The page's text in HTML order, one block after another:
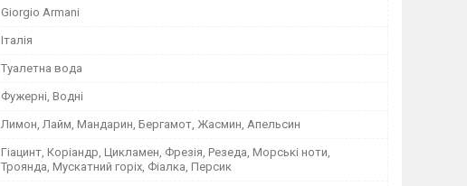
Giorgio Armani
Італія
Туалетна вода
Фужерні, Водні
Лимон, Лайм, Мандарин, Бергамот, Жасмин, Апельсин
Гіацинт, Коріандр, Цикламен, Фрезія, Резеда, Морські ноти,
Троянда, Мускатний горіх, Фіалка, Персик